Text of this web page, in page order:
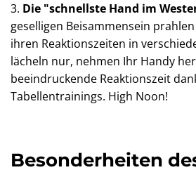
3. Die "schnellste Hand im
geselligen Beisammensein
ihren Reaktionszeiten in
lächeln nur, nehmen Ihr Handy
beeindruckende Reaktionszeit
Tabellentrainings. High Noon!
Besonderheiten